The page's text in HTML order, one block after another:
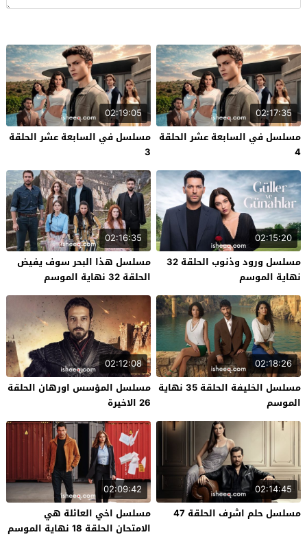
02:17:35
مسلسل في السابعة عشر الحلقة
4
02:19:05
مسلسل في السابعة عشر الحلقة
3
02:15:20
مسلسل ورود وذنوب الحلقة 32
نهاية الموسم
02:16:35
مسلسل هذا البحر سوف يفيض
الحلقة 32 نهاية الموسم
02:18:26
مسلسل الخليفة الحلقة 35 نهاية
الموسم
02:12:08
مسلسل المؤسس اورهان الحلقة
26 الاخيرة
02:14:45
مسلسل حلم اشرف الحلقة 47
02:09:42
مسلسل اخي العائلة هي
الامتحان الحلقة 18 نهاية الموسم